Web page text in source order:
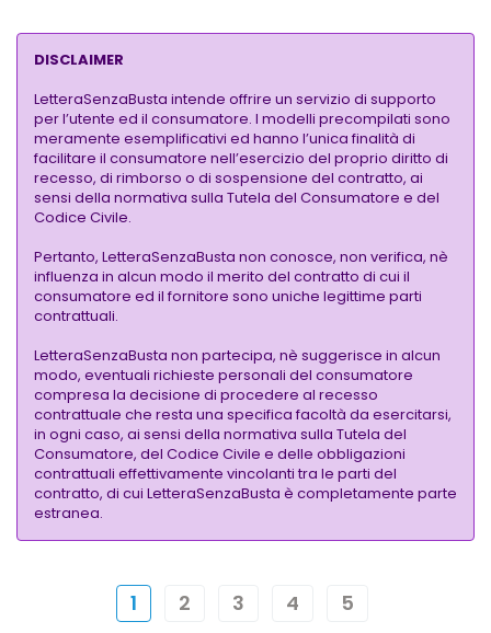
DISCLAIMER
LetteraSenzaBusta intende offrire un servizio di supporto
per l’utente ed il consumatore. I modelli precompilati sono
meramente esemplificativi ed hanno l’unica finalità di
facilitare il consumatore nell’esercizio del proprio diritto di
recesso, di rimborso o di sospensione del contratto, ai
sensi della normativa sulla Tutela del Consumatore e del
Codice Civile.
Pertanto, LetteraSenzaBusta non conosce, non verifica, nè
influenza in alcun modo il merito del contratto di cui il
consumatore ed il fornitore sono uniche legittime parti
contrattuali.
LetteraSenzaBusta non partecipa, nè suggerisce in alcun
modo, eventuali richieste personali del consumatore
compresa la decisione di procedere al recesso
contrattuale che resta una specifica facoltà da esercitarsi,
in ogni caso, ai sensi della normativa sulla Tutela del
Consumatore, del Codice Civile e delle obbligazioni
contrattuali effettivamente vincolanti tra le parti del
contratto, di cui LetteraSenzaBusta è completamente parte
estranea.
1 2 3 4 5